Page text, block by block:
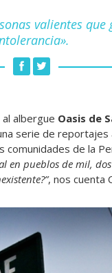
valientes
al albergue Oasis de
serie de
comunidades de la
en pueblos de mil,
, nos cuenta